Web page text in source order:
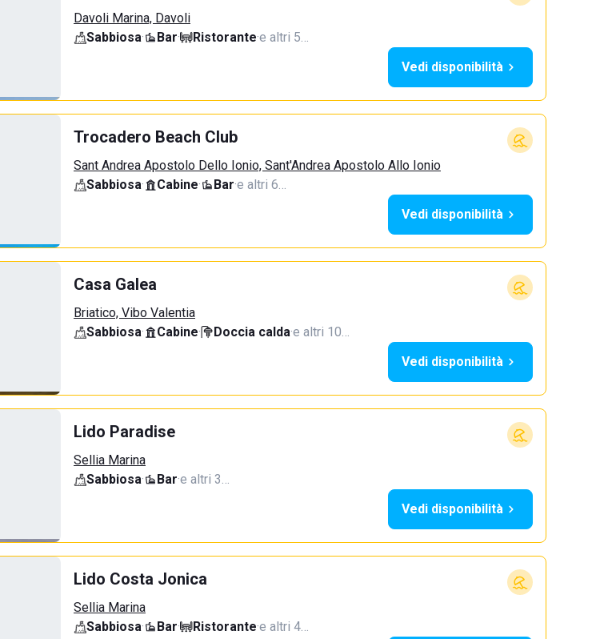
Davoli Marina, Davoli
Sabbiosa· Bar· Ristorante·e altri 5…
Vedi disponibilità
Trocadero Beach Club
Sant Andrea Apostolo Dello Ionio, Sant'Andrea Apostolo Allo Ionio
Sabbiosa· Cabine· Bar·e altri 6…
Vedi disponibilità
Casa Galea
Briatico, Vibo Valentia
Sabbiosa· Cabine· Doccia calda·e altri 10…
Vedi disponibilità
Lido Paradise
Sellia Marina
Sabbiosa· Bar·e altri 3…
Vedi disponibilità
Lido Costa Jonica
Sellia Marina
Sabbiosa· Bar· Ristorante·e altri 4…